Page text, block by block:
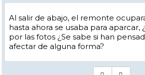
Al salir de abajo, el remonte
hasta ahora se usaba para aparcar,
por las fotos ¿Se sabe si han
afectar de alguna forma?